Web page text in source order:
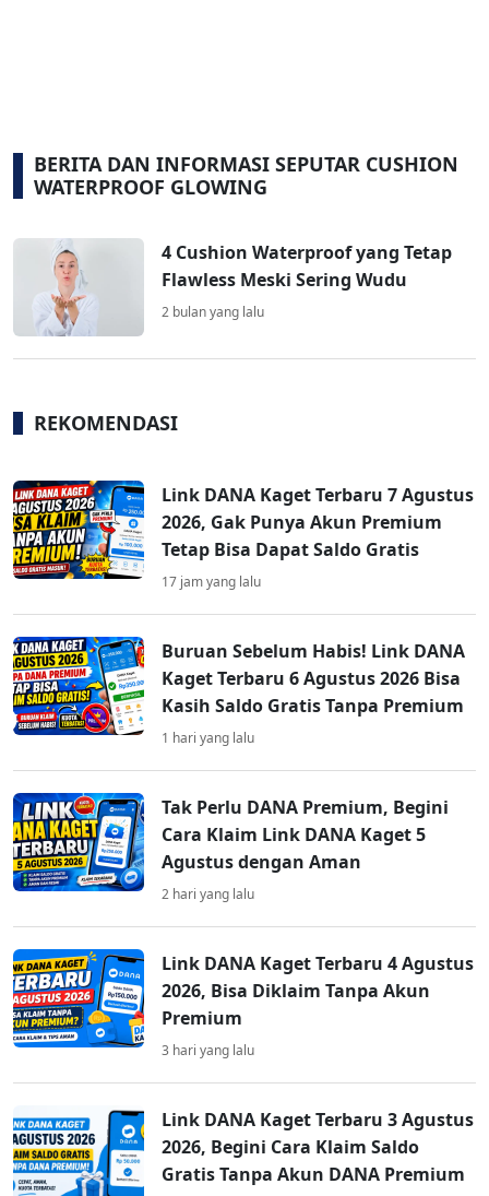
BERITA DAN INFORMASI SEPUTAR CUSHION
WATERPROOF GLOWING
4 Cushion Waterproof yang Tetap
Flawless Meski Sering Wudu
2 bulan yang lalu
REKOMENDASI
Link DANA Kaget Terbaru 7 Agustus
2026, Gak Punya Akun Premium
Tetap Bisa Dapat Saldo Gratis
17 jam yang lalu
Buruan Sebelum Habis! Link DANA
Kaget Terbaru 6 Agustus 2026 Bisa
Kasih Saldo Gratis Tanpa Premium
1 hari yang lalu
Tak Perlu DANA Premium, Begini
Cara Klaim Link DANA Kaget 5
Agustus dengan Aman
2 hari yang lalu
Link DANA Kaget Terbaru 4 Agustus
2026, Bisa Diklaim Tanpa Akun
Premium
3 hari yang lalu
Link DANA Kaget Terbaru 3 Agustus
2026, Begini Cara Klaim Saldo
Gratis Tanpa Akun DANA Premium